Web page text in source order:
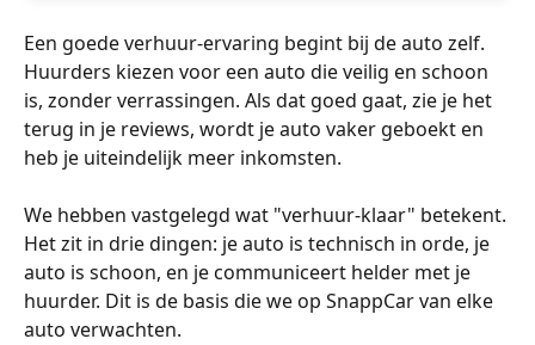
Een goede verhuur-ervaring begint bij de auto zelf.
Huurders kiezen voor een auto die veilig en schoon
is, zonder verrassingen. Als dat goed gaat, zie je het
terug in je reviews, wordt je auto vaker geboekt en
heb je uiteindelijk meer inkomsten.
We hebben vastgelegd wat "verhuur-klaar" betekent.
Het zit in drie dingen: je auto is technisch in orde, je
auto is schoon, en je communiceert helder met je
huurder. Dit is de basis die we op SnappCar van elke
auto verwachten.